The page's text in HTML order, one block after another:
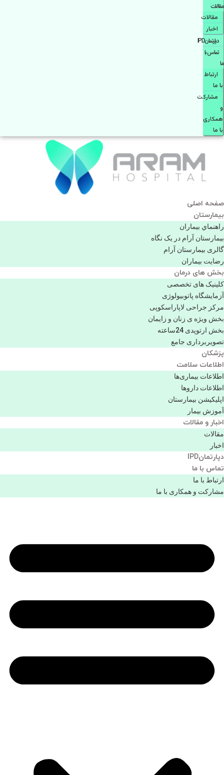
مقالات
مقالات
اخبار
دپارتمانIPD
تماس با
ما
ارتباط
با ما
مشاركت
و
همكاری
با ما
صفحه اصلی
بيمارستان
راهنماي بیماران
بیمارستان آرام در یک نگاه
گالری بیمارستان آرام
رضایت بیماران
بخش های درمان
کلینیک های تخصصی
آزمایشگاه پاتوبیولوژی
مرکز جراحی لاپاراسکوپی
بخش ویژه ی زنان و زایمان
بخش ارتوپدی 24ساعته
تصویربرداری جامع
پزشكان
اطلاعات سلامت
اطلاعات بیماری‌ها
اطلاعات دارو‌ها
اپليكيشن بيمارستان
آموزش بیمار
اخبار و مقالات
مقالات
اخبار
دپارتمانIPD
تماس با ما
ارتباط با ما
مشاركت و همكاری با ما